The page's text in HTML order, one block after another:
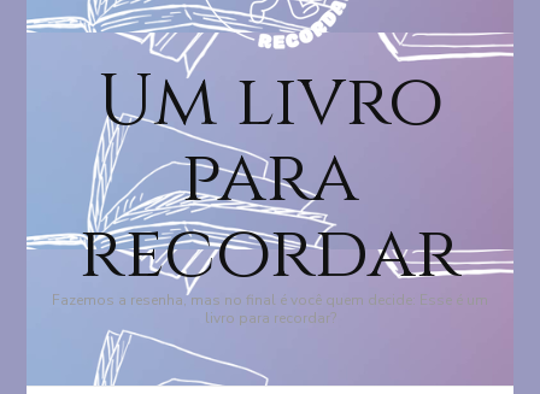
Um livro
para
recordar
Fazemos a resenha, mas no final é você quem decide: Esse é um
livro para recordar?